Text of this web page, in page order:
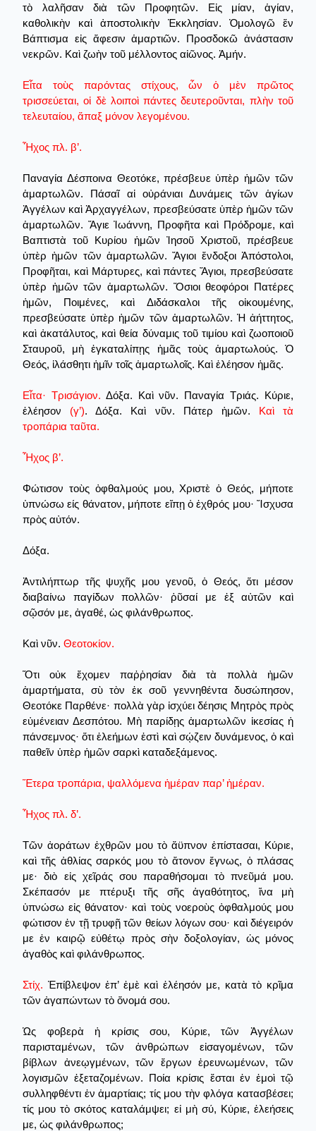
τὸ λαλῆσαν διὰ τῶν Προφητῶν. Εἰς μίαν, ἁγίαν,
καθολικὴν καὶ ἀποστολικὴν Ἐκκλησίαν. Ὁμολογῶ ἕν
Βάπτισμα εἰς ἄφεσιν ἁμαρτιῶν. Προσδοκῶ ἀνάστασιν
νεκρῶν. Καὶ ζωὴν τοῦ μέλλοντος αἰῶνος. Ἀμήν.
Εἶτα τοὺς παρόντας στίχους, ὧν ὁ μὲν πρῶτος
τρισσεύεται, οἱ δὲ λοιποὶ πάντες δευτεροῦνται, πλὴν τοῦ
τελευταίου, ἅπαξ μόνον λεγομένου.
Ἦχος πλ. β’.
Παναγία Δέσποινα Θεοτόκε, πρέσβευε ὑπὲρ ἡμῶν τῶν
ἁμαρτωλῶν. Πάσαῖ αἱ οὐράνιαι Δυνάμεις τῶν ἁγίων
Ἀγγέλων καὶ Ἀρχαγγέλων, πρεσβεύσατε ὑπὲρ ἡμῶν τῶν
ἁμαρτωλῶν. Ἅγιε Ἰωάννη, Προφῆτα καὶ Πρόδρομε, καὶ
Βαπτιστὰ τοῦ Κυρίου ἡμῶν Ἰησοῦ Χριστοῦ, πρέσβευε
ὑπὲρ ἡμῶν τῶν ἁμαρτωλῶν. Ἄγιοι ἔνδοξοι Ἀπόστολοι,
Προφῆται, καὶ Μάρτυρες, καὶ πάντες Ἄγιοι, πρεσβεύσατε
ὑπὲρ ἡμῶν τῶν ἁμαρτωλῶν. Ὅσιοι θεοφόροι Πατέρες
ἡμῶν, Ποιμένες, καὶ Διδάσκαλοι τῆς οἰκουμένης,
πρεσβεύσατε ὑπὲρ ἡμῶν τῶν ἁμαρτωλῶν. Ἡ ἀήττητος,
καὶ ἀκατάλυτος, καὶ θεία δύναμις τοῦ τιμίου καὶ ζωοποιοῦ
Σταυροῦ, μὴ ἐγκαταλίπῃς ἡμᾶς τοὺς ἁμαρτωλούς. Ὁ
Θεός, ἱλάσθητι ἡμῖν τοῖς ἁμαρτωλοῖς. Καὶ ἐλέησον ἡμᾶς.
Εἶτα· Τρισάγιον. Δόξα. Καὶ νῦν. Παναγία Τριάς. Κύριε,
ἐλέησον (γ’). Δόξα. Καὶ νῦν. Πάτερ ἡμῶν. Καὶ τὰ
τροπάρια ταῦτα.
Ἦχος β’.
Φώτισον τοὺς ὀφθαλμούς μου, Χριστὲ ὁ Θεός, μήποτε
ὑπνώσω είς θάνατον, μήποτε εἴπῃ ὁ ἐχθρός μου· Ἴσχυσα
πρὸς αὐτόν.
Δόξα.
Ἀντιλήπτωρ τῆς ψυχῆς μου γενοῦ, ὁ Θεός, ὅτι μέσον
διαβαίνω παγίδων πολλῶν· ῥῦσαί με ἐξ αὐτῶν καὶ
σῷσόν με, ἀγαθέ, ὡς φιλάνθρωπος.
Καὶ νῦν. Θεοτοκίον.
Ὅτι οὐκ ἔχομεν παῤῥησίαν διὰ τὰ πολλὰ ἠμῶν
ἁμαρτήματα, σὺ τὸν ἐκ σοῦ γεννηθέντα δυσώπησον,
Θεοτόκε Παρθένε· πολλὰ γὰρ ἰσχύει δέησις Μητρὸς πρὸς
εὐμένειαν Δεσπότου. Μὴ παρίδῃς ἁμαρτωλῶν ἱκεσίας ἡ
πάνσεμνος· ὅτι ἐλεήμων ἐστὶ καὶ σῴζειν δυνάμενος, ὁ καὶ
παθεῖν ὑπὲρ ἡμῶν σαρκὶ καταδεξάμενος.
Ἕτερα τροπάρια, ψαλλόμενα ἡμέραν παρ’ ἡμέραν.
Ἦχος πλ. δ’.
Τῶν ἀοράτων ἐχθρῶν μου τὸ ἄϋπνον ἐπίστασαι, Κύριε,
καὶ τῆς ἀθλίας σαρκός μου τὸ ἄτονον ἔγνως, ὁ πλάσας
με· διὸ εἰς χεῖράς σου παραθήσομαι τὸ πνεῦμά μου.
Σκέπασόν με πτέρυξι τῆς σῆς ἀγαθότητος, ἵνα μὴ
ὑπνώσω εἰς θάνατον· καὶ τοὺς νοεροὺς ὀφθαλμούς μου
φώτισον ἐν τῇ τρυφῇ τῶν θείων λόγων σου· καὶ διέγειρόν
με ἐν καιρῷ εὐθέτῳ πρὸς σὴν δοξολογίαν, ὡς μόνος
ἀγαθὸς καὶ φιλάνθρωπος.
Στίχ. Ἐπίβλεψον ἐπ’ ἐμὲ καὶ ἐλέησόν με, κατὰ τὸ κρῖμα
τῶν ἀγαπώντων τὸ ὄνομά σου.
Ὡς φοβερὰ ἡ κρίσις σου, Κύριε, τῶν Ἀγγέλων
παρισταμένων, τῶν ἀνθρώπων εἰσαγομένων, τῶν
βίβλων ἀνεῳγμένων, τῶν ἔργων ἐρευνωμένων, τῶν
λογισμῶν ἐξεταζομένων. Ποία κρίσις ἔσται ἐν ἐμοὶ τῷ
συλληφθέντι ἐν ἁμαρτίαις; τίς μου τὴν φλόγα κατασβέσει;
τίς μου τὸ σκότος καταλάμψει; εἰ μὴ σύ, Κύριε, ἐλεήσεις
με, ὡς φιλάνθρωπος;